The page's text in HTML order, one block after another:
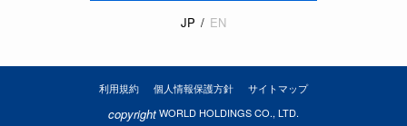
JP EN
利用規約 個人情報保護方針 サイトマップ
copyrightWORLD HOLDINGS CO., LTD.